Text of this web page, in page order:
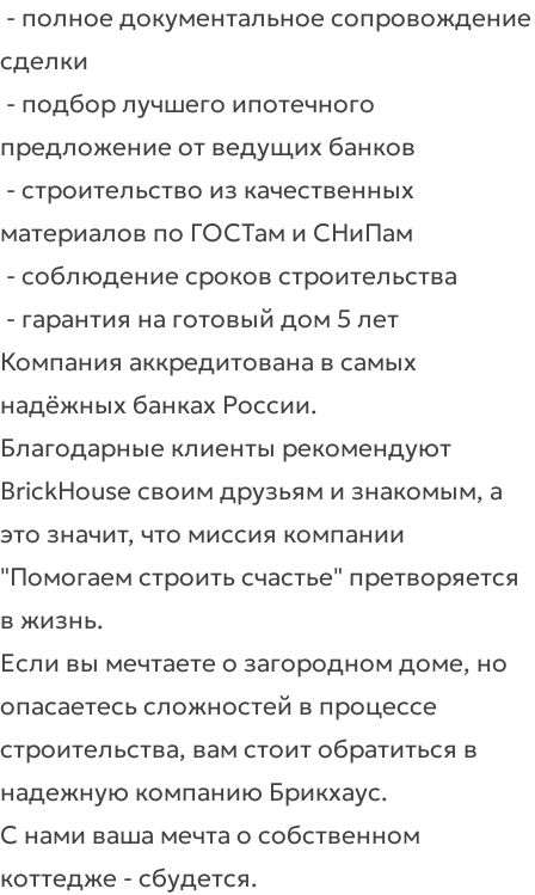
- полное документальное сопровождение
сделки
- подбор лучшего ипотечного
предложение от ведущих банков
- строительство из качественных
материалов по ГОСТам и СНиПам
- соблюдение сроков строительства
- гарантия на готовый дом 5 лет
Компания аккредитована в самых
надёжных банках России.
Благодарные клиенты рекомендуют
BrickHouse своим друзьям и знакомым, а
это значит, что миссия компании
"Помогаем строить счастье" претворяется
в жизнь.
Если вы мечтаете о загородном доме, но
опасаетесь сложностей в процессе
строительства, вам стоит обратиться в
надежную компанию Брикхаус.
С нами ваша мечта о собственном
коттедже - сбудется.